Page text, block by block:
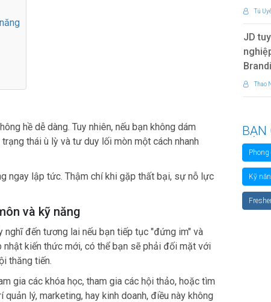
hề dễ dàng. Tuy nhiên, nếu bạn không dám
thái ù lỳ và tư duy lối mòn một cách nhanh
ngay lập tức. Thậm chí khi gặp thất bại, sự nỗ lực
và kỹ năng
nghĩ đến tương lai nếu bạn tiếp tục "đứng im" và
kiến thức mới, có thể bạn sẽ phải đối mặt với
thăng tiến.
gia các khóa học, tham gia các hội thảo, hoặc tìm
lý, marketing, hay kinh doanh, điều này không
Tú
JD
Thao
BẠN
Kỹ